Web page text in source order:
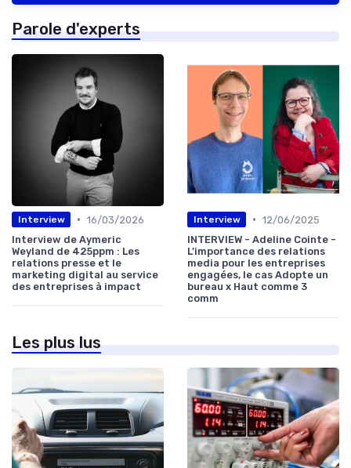
Parole d'experts
Interview • 16/03/2026
Interview de Aymeric
Weyland de 425ppm : Les
relations presse et le
marketing digital au service
des entreprises à impact
Interview • 12/06/2025
INTERVIEW - Adeline Cointe -
L’importance des relations
media pour les entreprises
engagées, le cas Adopte un
bureau x Haut comme 3
comm
Les plus lus